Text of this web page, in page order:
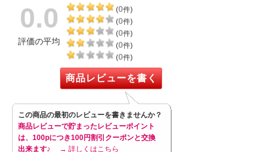
0.0
評価の平均
(0件)
(0件)
(0件)
(0件)
(0件)
商品レビューを書く
この商品の最初のレビューを書きませんか？
商品レビューで貯まったレビューポイント
は、100pにつき100円割引クーポンと交換
出来ます♪
→ 詳しくはこちら